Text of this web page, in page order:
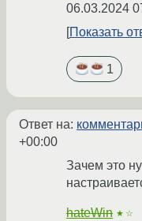
06.03.2024
Показать
1
Ответ на:
+00:00
Зачем это
hateWin ★☆